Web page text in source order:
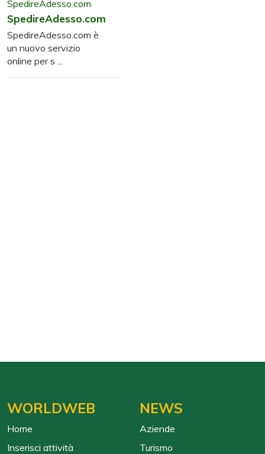
SpedireAdesso.com
SpedireAdesso.com è
un nuovo servizio
online per s ...
WORLDWEB
Home
Inserisci attività
NEWS
Aziende
Turismo